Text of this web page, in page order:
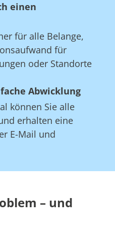
einen
für alle Belange,
für
oder Standorte
Abwicklung
können Sie alle
erhalten eine
E-Mail und
– und